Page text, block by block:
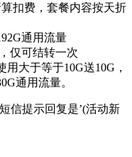
扣费，套餐内容按天折
通用流量
仅可结转一次
大于等于10G送10G，
通用流量。
信提示回复是’(活动新